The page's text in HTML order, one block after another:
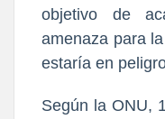
objetivo de
amenaza para
estaría en
Según la ONU,